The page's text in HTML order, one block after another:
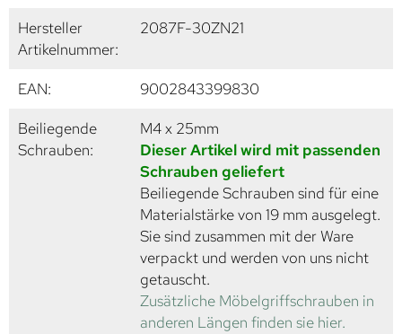
Hersteller
Artikelnummer:
2087F-30ZN21
EAN:
9002843399830
Beiliegende
Schrauben:
M4 x 25mm
Dieser Artikel wird mit passenden
Schrauben geliefert
Beiliegende Schrauben sind für eine
Materialstärke von 19 mm ausgelegt.
Sie sind zusammen mit der Ware
verpackt und werden von uns nicht
getauscht.
Zusätzliche Möbelgriffschrauben in
anderen Längen finden sie hier.